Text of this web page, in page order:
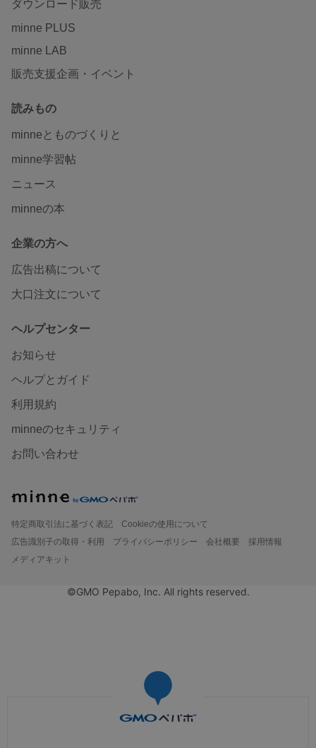
ダウンロード販売
minne PLUS
minne LAB
販売支援企画・イベント
読みもの
minneとものづくりと
minne学習帖
ニュース
minneの本
企業の方へ
広告出稿について
大口注文について
ヘルプセンター
お知らせ
ヘルプとガイド
利用規約
minneのセキュリティ
お問い合わせ
特定商取引法に基づく表記
Cookieの使用について
広告識別子の取得・利用
プライバシーポリシー 会社概要
採用情報
メディアキット
©GMO Pepabo, Inc. All rights reserved.